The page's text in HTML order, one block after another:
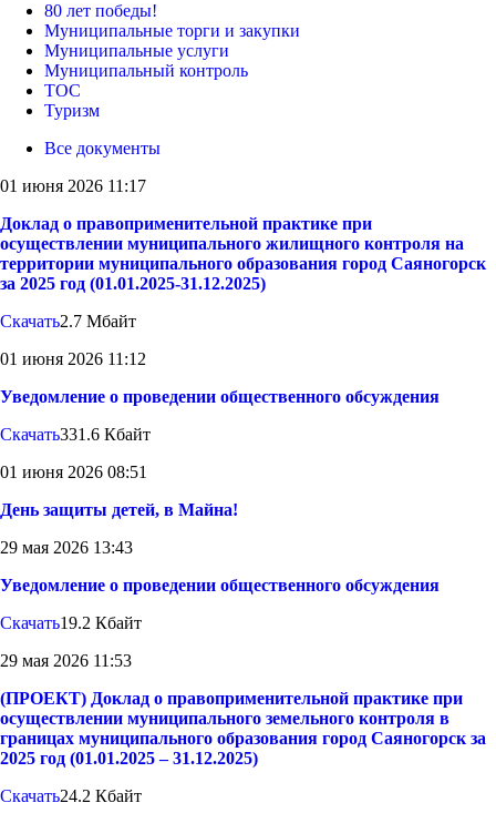
80 лет победы!
Муниципальные торги и закупки
Муниципальные услуги
Муниципальный контроль
ТОС
Туризм
Все документы
01 июня 2026 11:17
Доклад о правоприменительной практике при
осуществлении муниципального жилищного контроля на
территории муниципального образования город Саяногорск
за 2025 год (01.01.2025-31.12.2025)
Скачать2.7 Мбайт
01 июня 2026 11:12
Уведомление о проведении общественного обсуждения
Скачать331.6 Кбайт
01 июня 2026 08:51
День защиты детей, в Майна!
29 мая 2026 13:43
Уведомление о проведении общественного обсуждения
Скачать19.2 Кбайт
29 мая 2026 11:53
(ПРОЕКТ) Доклад о правоприменительной практике при
осуществлении муниципального земельного контроля в
границах муниципального образования город Саяногорск за
2025 год (01.01.2025 – 31.12.2025)
Скачать24.2 Кбайт